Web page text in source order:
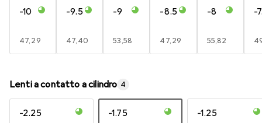
-10
EUR
47,29
-9.5
EUR
47,40
-9
EUR
53,58
-8.5
EUR
47,29
-8
EUR
55,82
-
Lenti a contatto a cilindro 4
-2.25 -1.75 -1.25